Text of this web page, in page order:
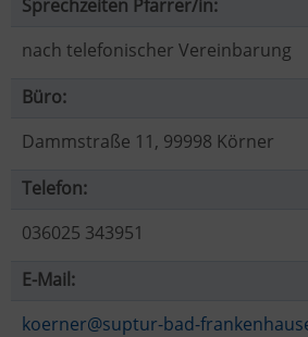
Sprechzeiten Pfarrer/in:
nach telefonischer Vereinbarung
Büro:
Dammstraße 11, 99998 Körner
Telefon:
036025 343951
E-Mail:
koerner@suptur-bad-